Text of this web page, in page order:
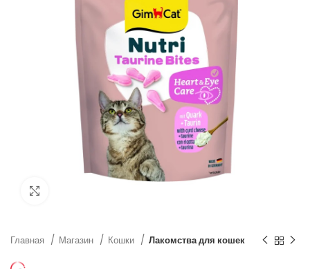
Главная Магазин Кошки Лакомства для кошек